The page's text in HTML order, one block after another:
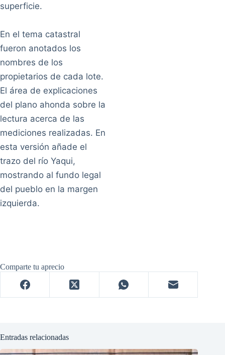
superficie.
En el tema catastral
fueron anotados los
nombres de los
propietarios de cada lote.
El área de explicaciones
del plano ahonda sobre la
lectura acerca de las
mediciones realizadas. En
esta versión añade el
trazo del río Yaqui,
mostrando al fundo legal
del pueblo en la margen
izquierda.
Comparte tu aprecio
Entradas relacionadas